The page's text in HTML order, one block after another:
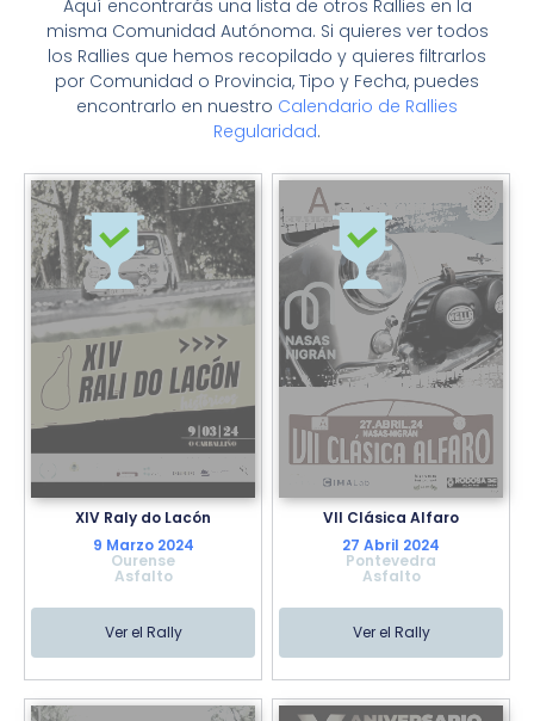
Aquí encontrarás una lista de otros Rallies en la
misma Comunidad Autónoma. Si quieres ver todos
los Rallies que hemos recopilado y quieres filtrarlos
por Comunidad o Provincia, Tipo y Fecha, puedes
encontrarlo en nuestro Calendario de Rallies
Regularidad.
XIV Raly do Lacón
9 Marzo 2024
Ourense
Asfalto
Ver el Rally
VII Clásica Alfaro
27 Abril 2024
Pontevedra
Asfalto
Ver el Rally